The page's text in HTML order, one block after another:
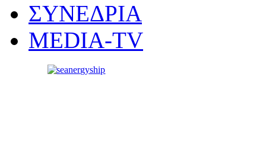
ΣΥΝΕΔΡΙΑ
MEDIA-TV